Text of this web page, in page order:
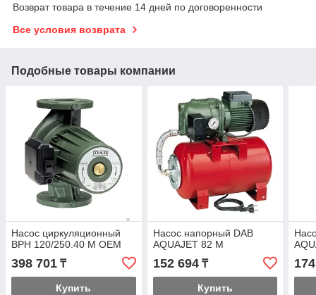
Возврат товара в течение 14 дней по договоренности
Все условия возврата
Подобные товары компании
Насос циркуляционный
BPH 120/250.40 M OEM
398 701 ₸
Купить
Насос напорный DAB
AQUAJET 82 M
152 694₸
Купить